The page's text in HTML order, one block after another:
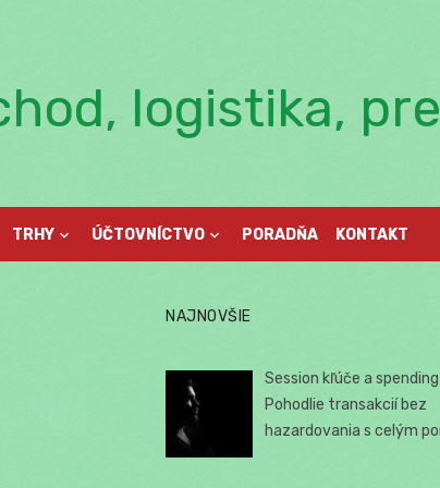
logistika,
TRHY ÚČTOVNÍCTVO PORADŇA KONTAKT
NAJNOVŠIE
Session kľúče a
Pohodlie transakcií bez
hazardovania s celým